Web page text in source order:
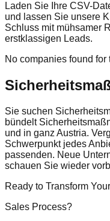
Laden Sie Ihre CSV-
und lassen Sie unsere
Schluss mit mühsamer
erstklassigen Leads.
No companies found for
Sie suchen
bündelt
und in ganz Austria.
Schwerpunkt jedes
passenden. Neue
schauen Sie wieder
Ready to Transform Your
Sales Process?